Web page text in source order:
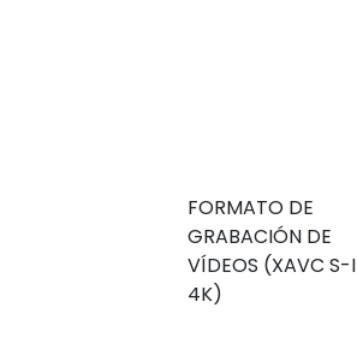
FORMATO DE
GRABACIÓN DE
VÍDEOS (XAVC S-I
4K)